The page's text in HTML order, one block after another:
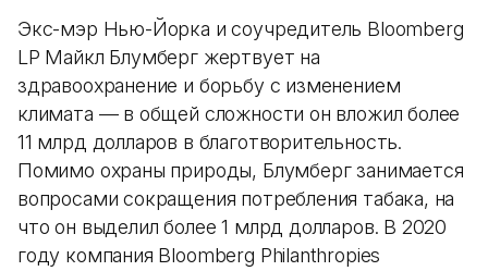
Экс-мэр Нью-Йорка и соучредитель Bloomberg
LP Майкл Блумберг жертвует на
здравоохранение и борьбу с изменением
климата — в общей сложности он вложил более
11 млрд долларов в благотворительность.
Помимо охраны природы, Блумберг занимается
вопросами сокращения потребления табака, на
что он выделил более 1 млрд долларов. В 2020
году компания Bloomberg Philanthropies